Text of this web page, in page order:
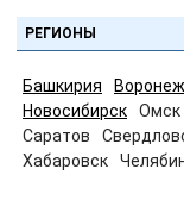
РЕГИОНЫ
Башкирия Воронеж
Новосибирск
Омск
Саратов
Хабаровск